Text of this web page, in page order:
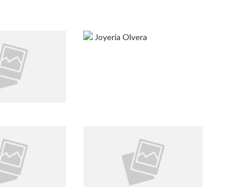
Joyería Olvera